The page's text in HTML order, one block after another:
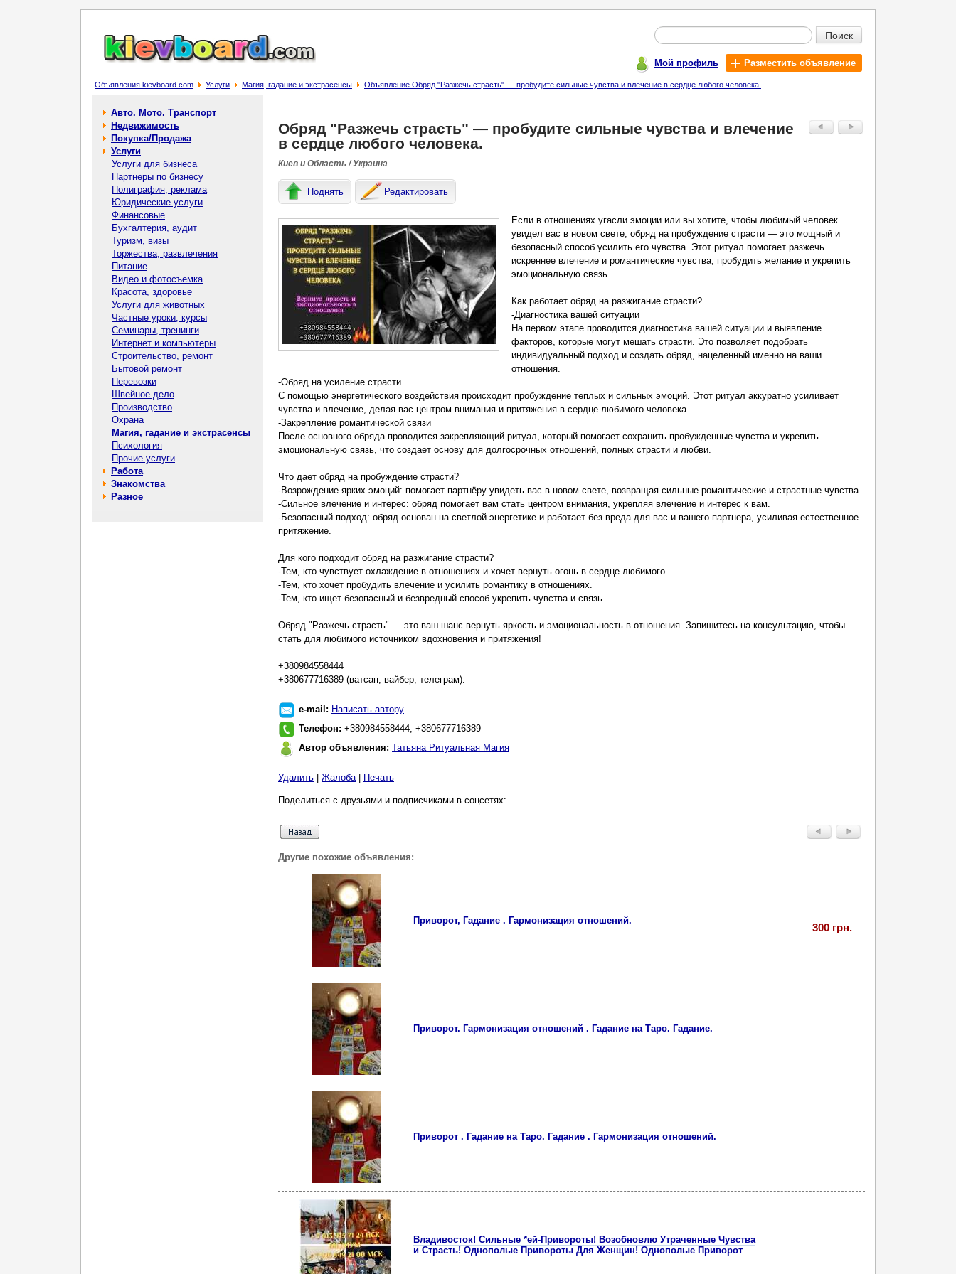
Поиск
Мой профиль Разместить объявление
Объявления kievboard.com Услуги Магия, гадание и экстрасенсы Объявление Обряд "Разжечь страсть" — пробудите сильные чувства и влечение в сердце любого человека.
Авто. Мото. Транспорт
Недвижимость
Покупка/Продажа
Услуги
Услуги для бизнеса
Партнеры по бизнесу
Полиграфия, реклама
Юридические услуги
Финансовые
Бухгалтерия, аудит
Туризм, визы
Торжества, развлечения
Питание
Видео и фотосъемка
Красота, здоровье
Услуги для животных
Частные уроки, курсы
Семинары, тренинги
Интернет и компьютеры
Строительство, ремонт
Бытовой ремонт
Перевозки
Швейное дело
Производство
Охрана
Магия, гадание и экстрасенсы
Психология
Прочие услуги
Работа
Знакомства
Разное
Обряд "Разжечь страсть" — пробудите сильные чувства и влечение
в сердце любого человека.
Киев и Область / Украина
Поднять Редактировать
Если в отношениях угасли эмоции или вы хотите, чтобы любимый человек
увидел вас в новом свете, обряд на пробуждение страсти — это мощный и
безопасный способ усилить его чувства. Этот ритуал помогает разжечь
искреннее влечение и романтические чувства, пробудить желание и укрепить
эмоциональную связь.
Как работает обряд на разжигание страсти?
-Диагностика вашей ситуации
На первом этапе проводится диагностика вашей ситуации и выявление
факторов, которые могут мешать страсти. Это позволяет подобрать
индивидуальный подход и создать обряд, нацеленный именно на ваши
отношения.
-Обряд на усиление страсти
С помощью энергетического воздействия происходит пробуждение теплых и сильных эмоций. Этот ритуал аккуратно усиливает
чувства и влечение, делая вас центром внимания и притяжения в сердце любимого человека.
-Закрепление романтической связи
После основного обряда проводится закрепляющий ритуал, который помогает сохранить пробужденные чувства и укрепить
эмоциональную связь, что создает основу для долгосрочных отношений, полных страсти и любви.
Что дает обряд на пробуждение страсти?
-Возрождение ярких эмоций: помогает партнёру увидеть вас в новом свете, возвращая сильные романтические и страстные чувства.
-Сильное влечение и интерес: обряд помогает вам стать центром внимания, укрепляя влечение и интерес к вам.
-Безопасный подход: обряд основан на светлой энергетике и работает без вреда для вас и вашего партнера, усиливая естественное
притяжение.
Для кого подходит обряд на разжигание страсти?
-Тем, кто чувствует охлаждение в отношениях и хочет вернуть огонь в сердце любимого.
-Тем, кто хочет пробудить влечение и усилить романтику в отношениях.
-Тем, кто ищет безопасный и безвредный способ укрепить чувства и связь.
Обряд "Разжечь страсть" — это ваш шанс вернуть яркость и эмоциональность в отношения. Запишитесь на консультацию, чтобы
стать для любимого источником вдохновения и притяжения!
+380984558444
+380677716389 (ватсап, вайбер, телеграм).
e-mail: Написать автору
Телефон: +380984558444, +380677716389
Автор объявления: Татьяна Ритуальная Магия
Удалить Жалоба| Печать
Поделиться с друзьями и подписчиками в соцсетях:
Другие похожие объявления:
Приворот, Гадание . Гармонизация отношений.
300 грн.
Пpиворот. Гаpмонизация отношeний . Гaдание на Таро. Гадание.
Приворот . Гадание на Таро. Гадaние . Гармонизация отношений.
Владивосток! Сильные *ей-Привороты! Возобновлю Утраченные Чувства
и Страсть! Однополые Привороты Для Женщин! Однополые Приворот